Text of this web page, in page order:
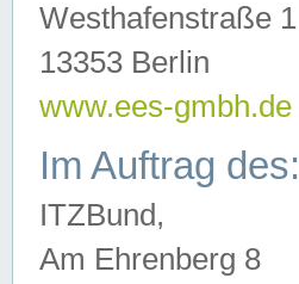
Westhafenstraße 1
13353 Berlin
www.ees-gmbh.de
Im Auftrag des:
ITZBund,
Am Ehrenberg 8